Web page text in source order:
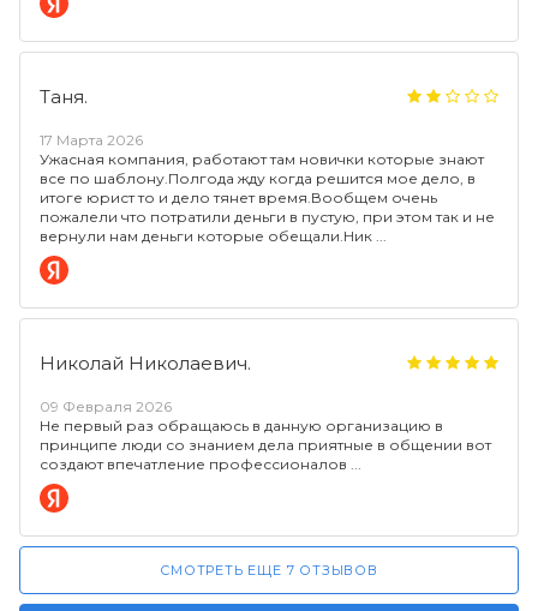
Таня.
17 Марта 2026
Ужасная компания, работают там новички которые знают
все по шаблону.Полгода жду когда решится мое дело, в
итоге юрист то и дело тянет время.Вообщем очень
пожалели что потратили деньги в пустую, при этом так и не
вернули нам деньги которые обещали.Ник
Николай Николаевич.
09 Февраля 2026
Не первый раз обращаюсь в данную организацию в
принципе люди со знанием дела приятные в общении вот
создают впечатление профессионалов
СМОТРЕТЬ ЕЩЕ 7 ОТЗЫВОВ